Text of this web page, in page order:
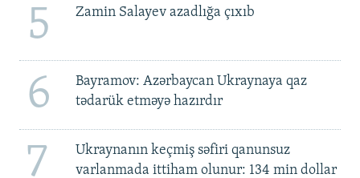
5 Zamin Salayev azadlığa çıxıb
6
Bayramov: Azərbaycan Ukraynaya qaz
tədarük etməyə hazırdır
7
Ukraynanın keçmiş səfiri qanunsuz
varlanmada ittiham olunur: 134 min dollar